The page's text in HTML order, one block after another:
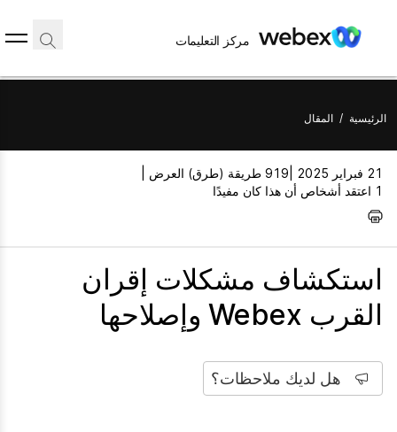
مركز التعليمات
الرئيسية / المقال
21 فبراير 2025 |
919 طريقة (طرق) العرض |
1 اعتقد أشخاص أن هذا كان مفيدًا
استكشاف مشكلات إقران
القرب Webex وإصلاحها
هل لديك ملاحظات؟